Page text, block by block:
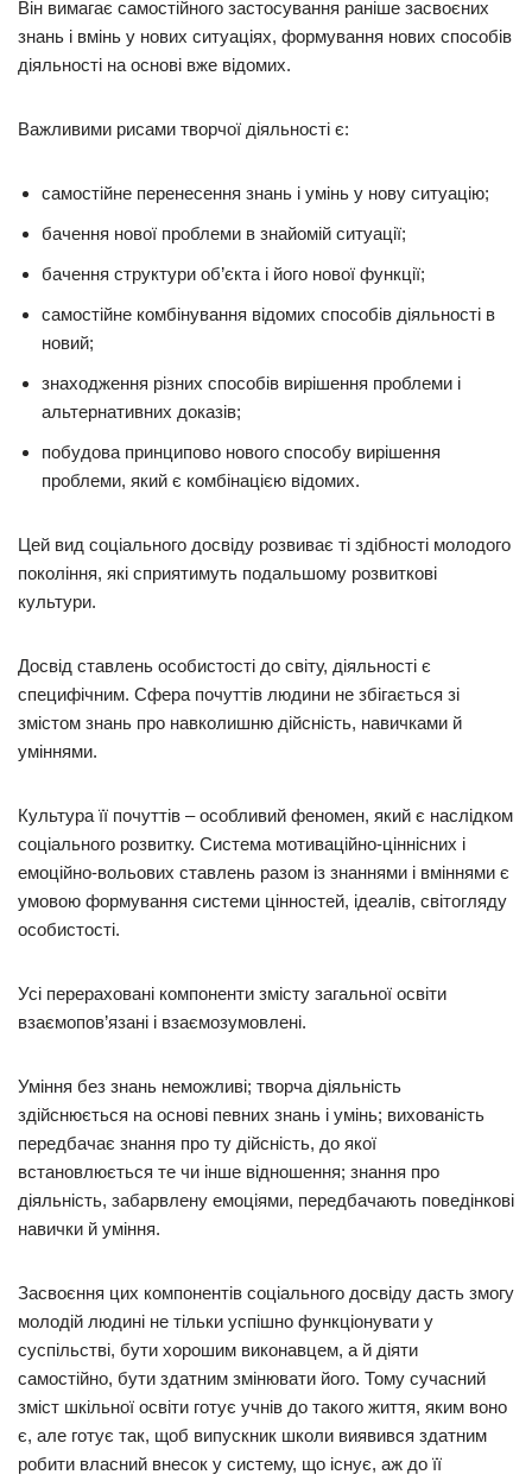
Він вимагає самостійного застосування раніше засвоєних
знань і вмінь у нових ситуаціях, формування нових способів
діяльності на основі вже відомих.
Важливими рисами творчої діяльності є:
самостійне перенесення знань і умінь у нову ситуацію;
бачення нової проблеми в знайомій ситуації;
бачення структури об’єкта і його нової функції;
самостійне комбінування відомих способів діяльності в
новий;
знаходження різних способів вирішення проблеми і
альтернативних доказів;
побудова принципово нового способу вирішення
проблеми, який є комбінацією відомих.
Цей вид соціального досвіду розвиває ті здібності молодого
покоління, які сприятимуть подальшому розвиткові
культури.
Досвід ставлень особистості до світу, діяльності є
специфічним. Сфера почуттів людини не збігається зі
змістом знань про навколишню дійсність, навичками й
уміннями.
Культура її почуттів – особливий феномен, який є наслідком
соціального розвитку. Система мотиваційно-ціннісних і
емоційно-вольових ставлень разом із знаннями і вміннями є
умовою формування системи цінностей, ідеалів, світогляду
особистості.
Усі перераховані компоненти змісту загальної освіти
взаємопов’язані і взаємозумовлені.
Уміння без знань неможливі; творча діяльність
здійснюється на основі певних знань і умінь; вихованість
передбачає знання про ту дійсність, до якої
встановлюється те чи інше відношення; знання про
діяльність, забарвлену емоціями, передбачають поведінкові
навички й уміння.
Засвоєння цих компонентів соціального досвіду дасть змогу
молодій людині не тільки успішно функціонувати у
суспільстві, бути хорошим виконавцем, а й діяти
самостійно, бути здатним змінювати його. Тому сучасний
зміст шкільної освіти готує учнів до такого життя, яким воно
є, але готує так, щоб випускник школи виявився здатним
робити власний внесок у систему, що існує, аж до її